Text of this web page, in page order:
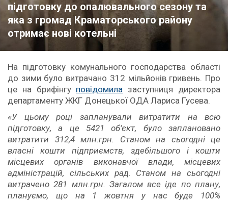
підготовку до опалювального сезону та
яка з громад Краматорського району
отримає нові котельні
На підготовку комунального господарства області
до зими було витрачано 312 мільйонів гривень. Про
це на брифінгу повідомила заступниця директора
департаменту ЖКГ Донецької ОДА Лариса Гусева.
«У цьому році запланували витратити на всю
підготовку, а це 5421 об’єкт, було заплановано
витратити 312,4 млн.грн. Станом на сьогодні це
власні кошти підприємств, здебільшого і кошти
місцевих органів виконавчої влади, місцевих
адміністрацій, сільських рад. Станом на сьогодні
витрачено 281 млн.грн. Загалом все іде по плану,
плануємо, що на 1 жовтня у нас буде 100%